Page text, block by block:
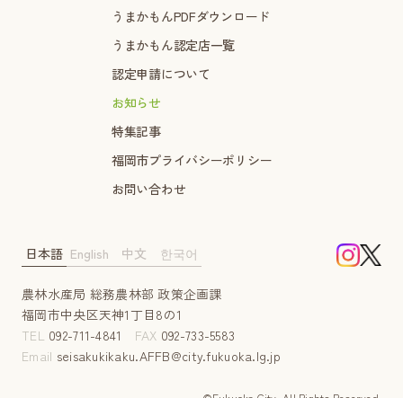
うまかもんPDFダウンロード
うまかもん認定店一覧
認定申請について
お知らせ
特集記事
福岡市プライバシーポリシー
お問い合わせ
農林水産局 総務農林部 政策企画課
福岡市中央区天神1丁目8の1
TEL 092-711-4841 FAX 092-733-5583
Email seisakukikaku.AFFB@city.fukuoka.lg.jp
日本語 English 中文 한국어